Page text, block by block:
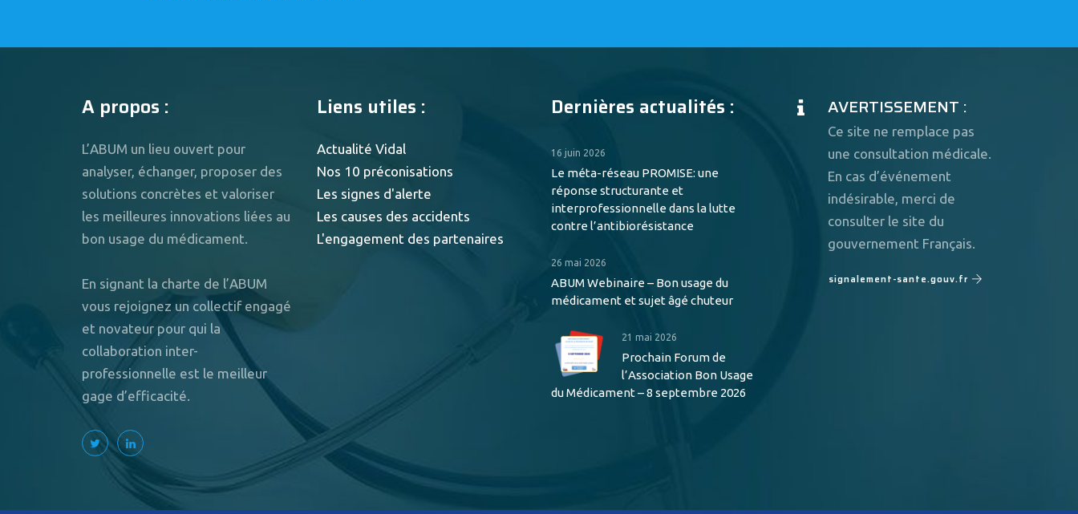
A propos :
L’ABUM un lieu ouvert pour
analyser, échanger, proposer des
solutions concrètes et valoriser
les meilleures innovations liées au
bon usage du médicament.
En signant la charte de l’ABUM
vous rejoignez un collectif engagé
et novateur pour qui la
collaboration inter-
professionnelle est le meilleur
gage d’efficacité.
Liens utiles :
Actualité Vidal
Nos 10 préconisations
Les signes d'alerte
Les causes des accidents
L'engagement des partenaires
Dernières actualités :
16 juin 2026
Le méta-réseau PROMISE: une
réponse structurante et
interprofessionnelle dans la lutte
contre l’antibiorésistance
26 mai 2026
ABUM Webinaire – Bon usage du
médicament et sujet âgé chuteur
21 mai 2026
Prochain Forum de
l’Association Bon Usage
du Médicament – 8 septembre 2026
AVERTISSEMENT :
Ce site ne remplace pas
une consultation médicale.
En cas d’événement
indésirable, merci de
consulter le site du
gouvernement Français.
signalement-sante.gouv.fr